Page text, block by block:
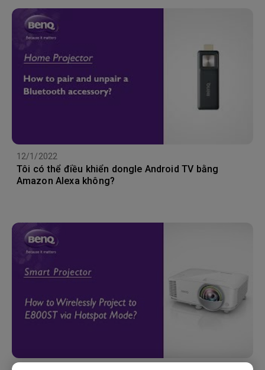
12/1/2022
Tôi có thể điều khiển dongle Android TV bằng
Amazon Alexa không?